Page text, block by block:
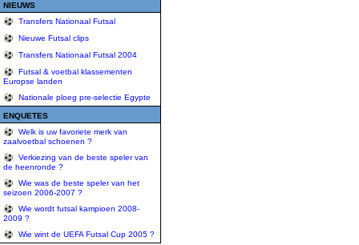
NIEUWS
Transfers Nationaal Futsal
Nieuwe Futsal clips
Transfers Nationaal Futsal 2004
Futsal & voetbal klassementen
Europse landen
Nationale ploeg pre-selectie Egypte
ENQUETES
Welk is uw favoriete merk van
zaalvoetbal schoenen ?
Verkiezing van de beste speler van
de heenronde ?
Wie was de beste speler van het
seizoen 2006-2007 ?
Wie wordt futsal kampioen 2008-
2009 ?
Wie wint de UEFA Futsal Cup 2005 ?